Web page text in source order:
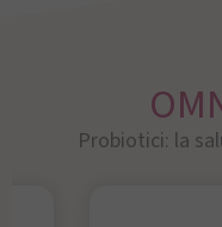
Probiotici: la